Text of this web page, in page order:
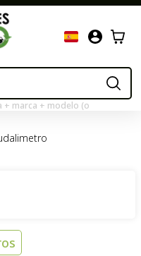
+ marca + modelo (o